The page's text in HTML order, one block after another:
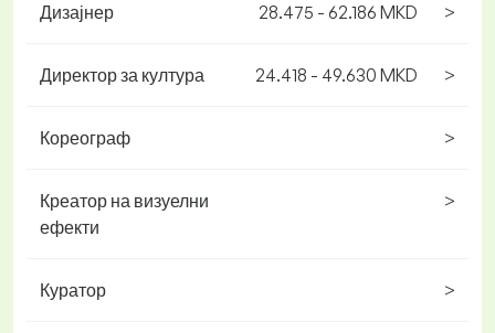
Дизајнер 28.475 - 62.186 MKD >
Директор за култура 24.418 - 49.630 MKD >
Кореограф >
Креатор на визуелни
ефекти
>
Куратор >